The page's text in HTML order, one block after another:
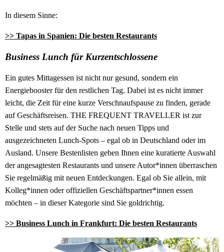
In diesem Sinne:
>> Tapas in Spanien: Die besten Restaurants
Business Lunch für Kurzentschlossene
Ein gutes Mittagessen ist nicht nur gesund, sondern ein
Energiebooster für den restlichen Tag. Dabei ist es nicht immer
leicht, die Zeit für eine kurze Verschnaufspause zu finden, gerade
auf Geschäftsreisen. THE FREQUENT TRAVELLER ist zur
Stelle und stets auf der Suche nach neuen Tipps und
ausgezeichneten Lunch-Spots – egal ob in Deutschland oder im
Ausland. Unsere Bestenlisten geben Ihnen eine kuratierte Auswahl
der angesagtesten Restaurants und unsere Autor*innen überraschen
Sie regelmäßig mit neuen Entdeckungen. Egal ob Sie allein, mit
Kolleg*innen oder offiziellen Geschäftspartner*innen essen
möchten – in dieser Kategorie sind Sie goldrichtig.
>> Business Lunch in Frankfurt: Die besten Restaurants